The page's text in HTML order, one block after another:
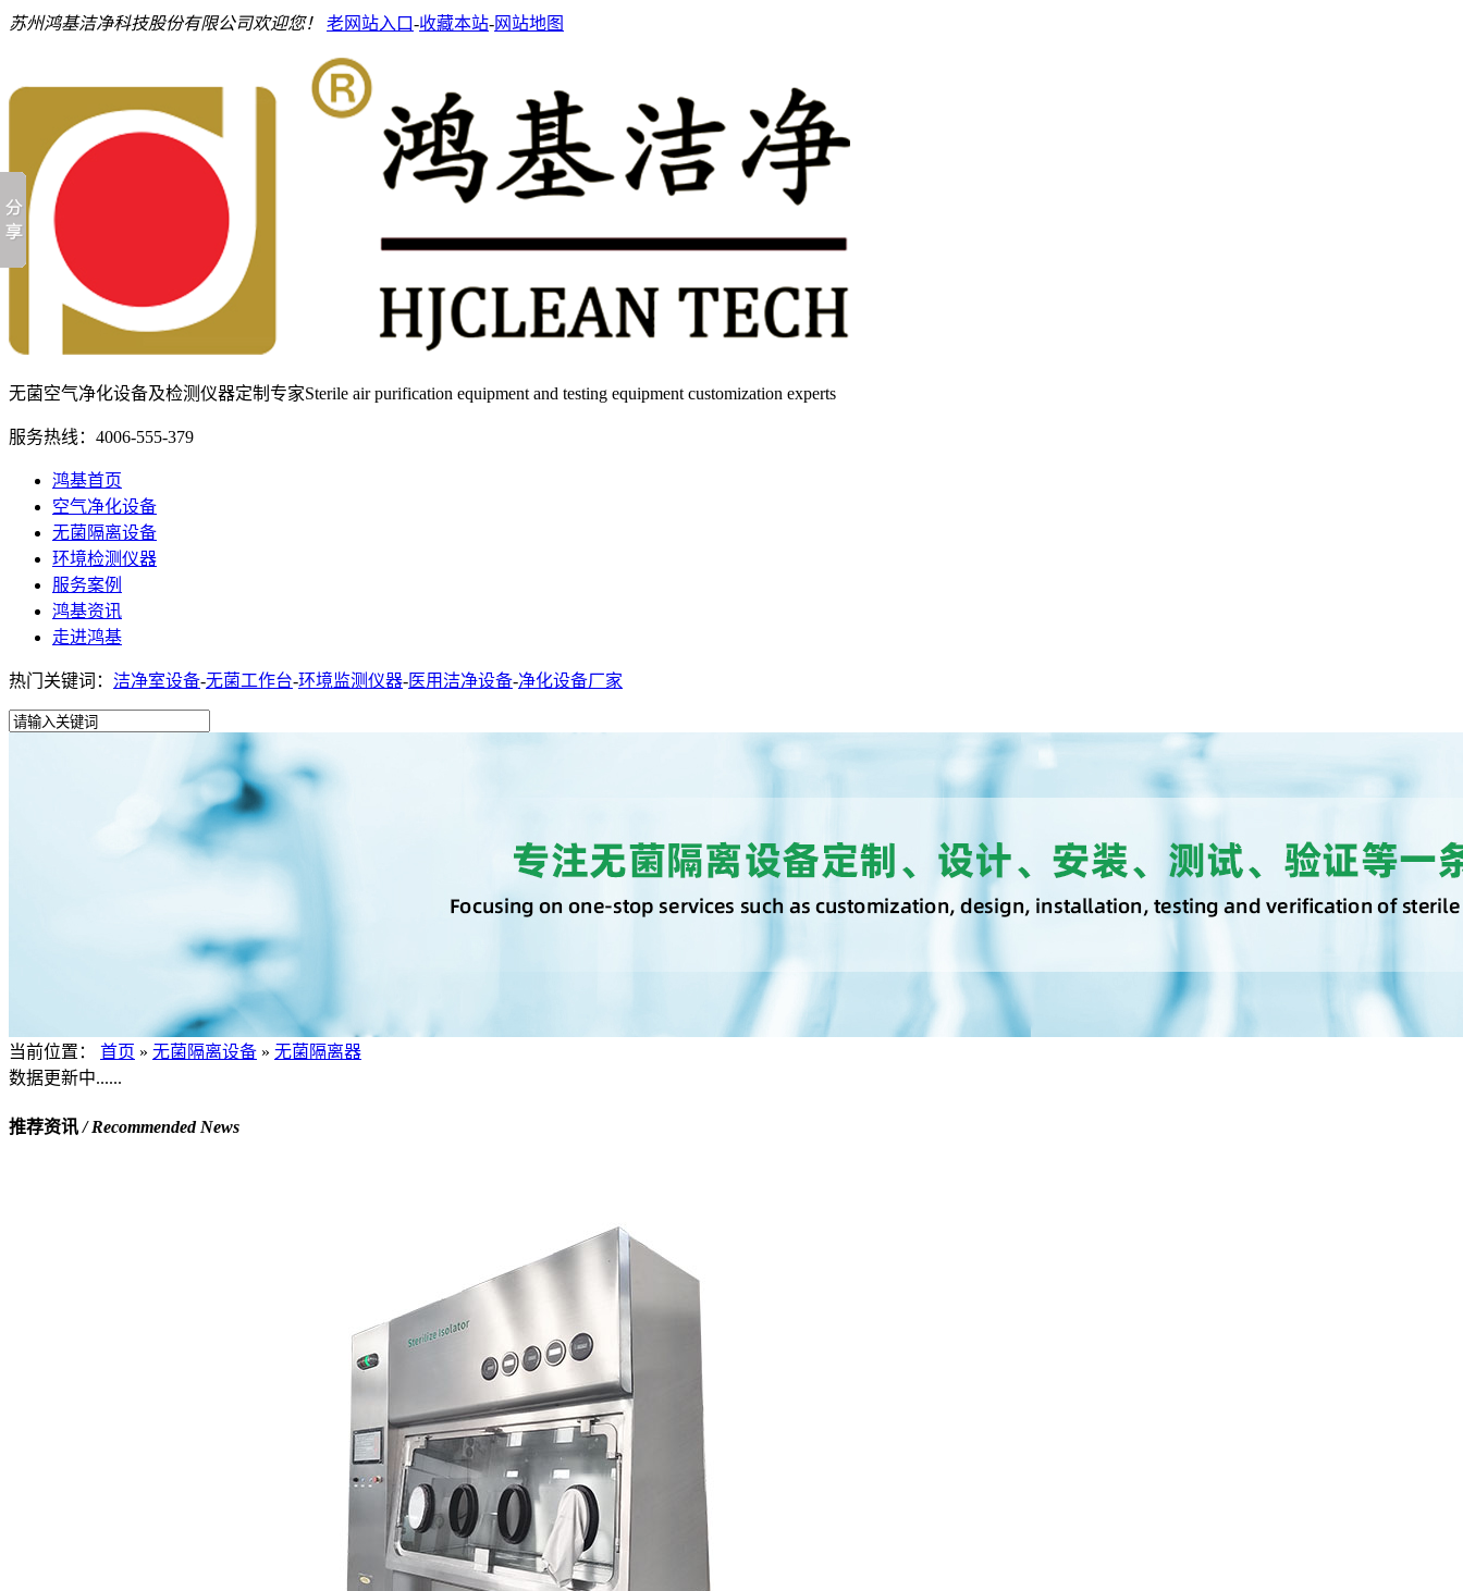
苏州鸿基洁净科技股份有限公司欢迎您！ 老网站入口-收藏本站-网站地图
无菌空气净化设备及检测仪器定制专家Sterile air purification equipment and testing equipment customization experts
服务热线： 4006-555-379
鸿基首页
空气净化设备
无菌隔离设备
环境检测仪器
服务案例
鸿基资讯
走进鸿基
热门关键词： 洁净室设备-无菌工作台-环境监测仪器-医用洁净设备-净化设备厂家
当前位置： 首页 » 无菌隔离设备 » 无菌隔离器
数据更新中......
推荐资讯/ Recommended News